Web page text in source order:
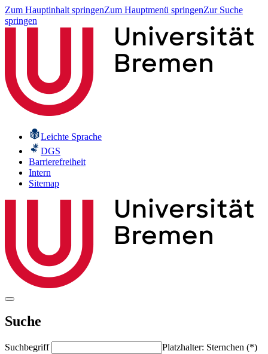
Zum Hauptinhalt springenZum Hauptmenü springenZur Suche
springen
Leichte Sprache
DGS
Barrierefreiheit
Intern
Sitemap
Suche
Suchbegriff
Platzhalter: Sternchen (*)